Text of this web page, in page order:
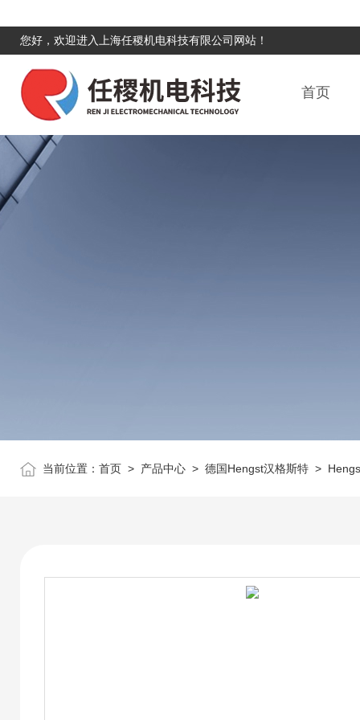
您好，欢迎进入上海任稷机电科技有限公司网站！
首页
当前位置： 首页 > 产品中心 > 德国Hengst汉格斯特 >